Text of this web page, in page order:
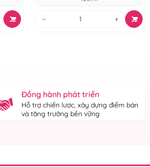
− +
Đồng hành phát triển
Hỗ trợ chiến lược, xây dựng điểm bán
và tăng trưởng bền vững